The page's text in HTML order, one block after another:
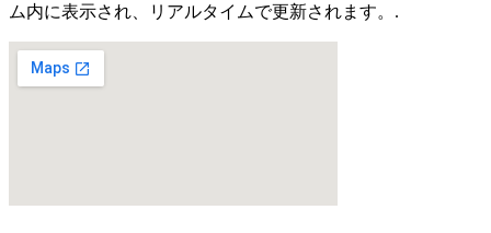
ム内に表示され、リアルタイムで更新されます。.